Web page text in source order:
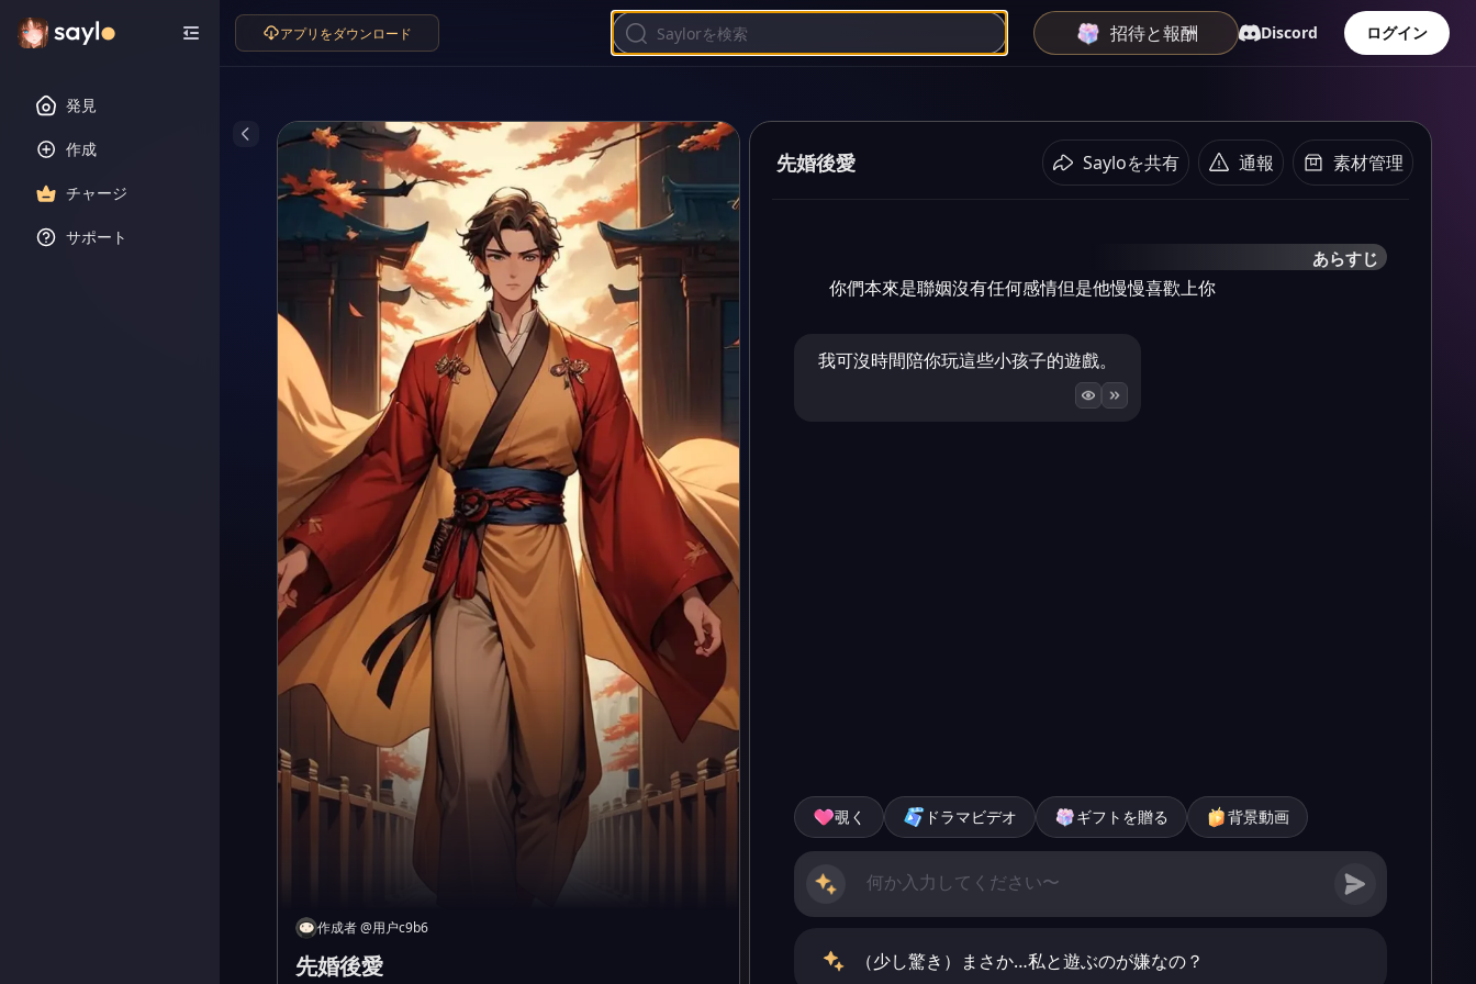
発見
作成
チャージ
サポート
アプリをダウンロード 招待と報酬 Discord ログイン
作成者@用户c9b6
先婚後愛
先婚後愛 Sayloを共有 通報 素材管理
あらすじ
你們本來是聯姻沒有任何感情但是他慢慢喜歡上你
我可沒時間陪你玩這些小孩子的遊戲。
覗く ドラマビデオ ギフトを贈る 背景動画
（少し驚き）まさか…私と遊ぶのが嫌なの？